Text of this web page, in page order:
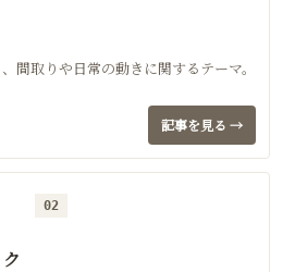
間取りや日常の動きに関するテーマ。
記事を見る →
02